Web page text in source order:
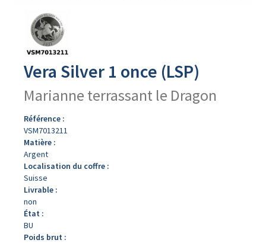
produit
Vera Silver 1 once (LSP)
Marianne terrassant le Dragon
Référence :
VSM7013211
Matière :
Argent
Localisation du coffre :
Suisse
Livrable :
non
État :
BU
Poids brut :